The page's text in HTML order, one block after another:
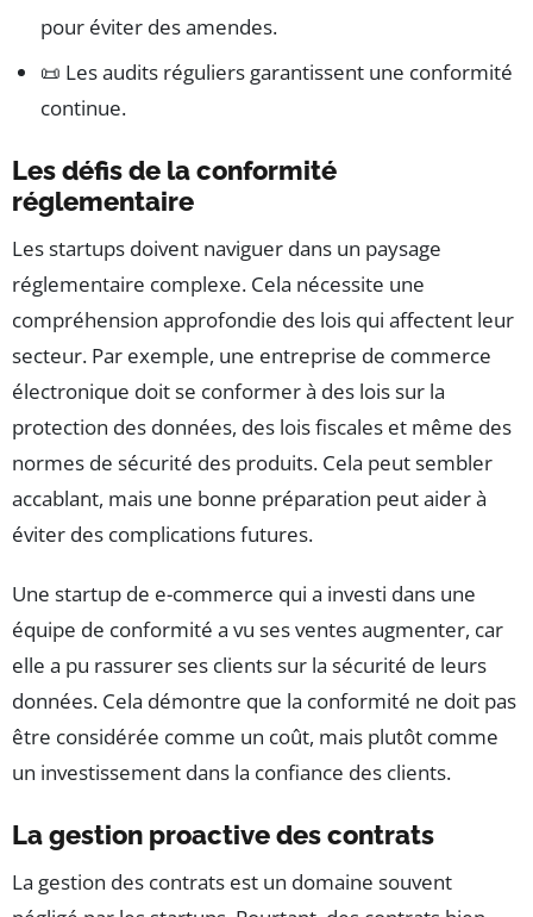
pour éviter des amendes.
📜 Les audits réguliers garantissent une conformité
continue.
Les défis de la conformité
réglementaire
Les startups doivent naviguer dans un paysage
réglementaire complexe. Cela nécessite une
compréhension approfondie des lois qui affectent leur
secteur. Par exemple, une entreprise de commerce
électronique doit se conformer à des lois sur la
protection des données, des lois fiscales et même des
normes de sécurité des produits. Cela peut sembler
accablant, mais une bonne préparation peut aider à
éviter des complications futures.
Une startup de e-commerce qui a investi dans une
équipe de conformité a vu ses ventes augmenter, car
elle a pu rassurer ses clients sur la sécurité de leurs
données. Cela démontre que la conformité ne doit pas
être considérée comme un coût, mais plutôt comme
un investissement dans la confiance des clients.
La gestion proactive des contrats
La gestion des contrats est un domaine souvent